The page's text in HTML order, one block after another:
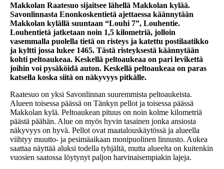
Makkolan Raatesuo sijaitsee lähellä Makkolan kylää.
Savonlinnasta Enonkoskentietä ajettaessa käännytään
Makkolan kylällä suuntaan “Louhi 7”, Louhentie.
Louhentietä jatketaan noin 1,5 kilometriä, jolloin
vasemmalla puolella tietä on risteys ja katettu postilaatikko
ja kyltti jossa lukee 1465. Tästä risteyksestä käännytään
kohti peltoaukeaa. Keskellä peltoaukeaa on pari levikettä
joihin voi pysäköidä auton. Keskellä peltoaukeaa on paras
katsella koska siitä on näkyvyys pitkälle.
Raatesuo on yksi Savonlinnan suuremmista peltoaukeista.
Alueen toisessa päässä on Tänkyn pellot ja toisessa päässä
Makkolan kylä. Peltoaukean pituus on noin kolme kilometriä
päästä päähän. Alue on myös hyvin tasainen jonka ansiosta
näkyvyys on hyvä. Pellot ovat maatalouskäytössä ja alueella
viihtyy muutto- ja pesimäaikaan monipuolinen linnusto. Aukea
saattaa näyttää aluksi todella tyhjältä, mutta alueelta on kuitenkin
vuosien saatossa löytynyt paljon harvinaisempiakin lajeja.